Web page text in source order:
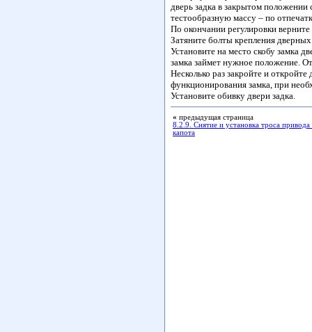
дверь задка в закрытом
тестообразную массу – по
По окончании регулировки
Затяните болты крепления
Установите на место скобу замка
замка займет нужное положение.
Несколько раз закройте и
функционирования замка, при
Установите обивку двери задка.
« предыдущая страница
8.2.9. Снятие и установка троса привода
капота